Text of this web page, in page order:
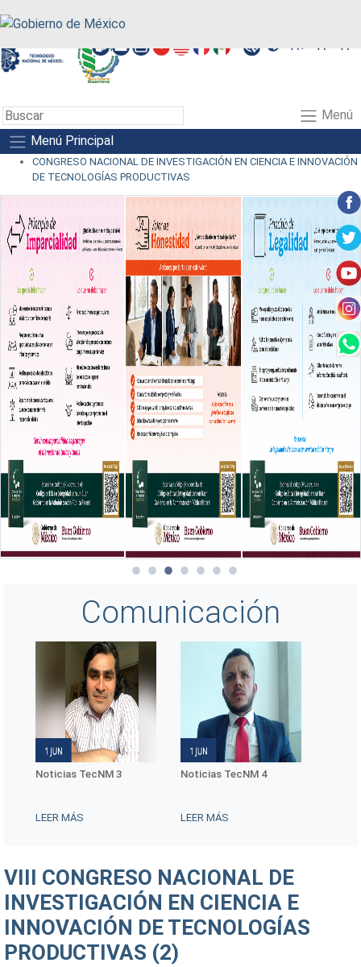
A+ A- A
Menú
Menú Principal
CONGRESO NACIONAL DE INVESTIGACIÓN EN CIENCIA E INNOVACIÓN
DE TECNOLOGÍAS PRODUCTIVAS
Comunicación
Noticias TecNM 3
LEER MÁS
Noticias TecNM 4
LEER MÁS
VIII CONGRESO NACIONAL DE
INVESTIGACIÓN EN CIENCIA E
INNOVACIÓN DE TECNOLOGÍAS
PRODUCTIVAS (2)